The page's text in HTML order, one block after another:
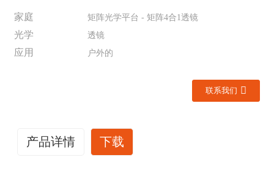
家庭 矩阵光学平台 - 矩阵4合1透镜
光学 透镜
应用 户外的
联系我们
产品详情 下载